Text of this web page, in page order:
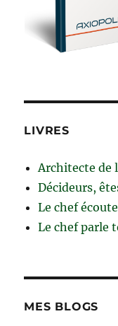
LIVRES
Architecte
Décideurs,
Le chef
Le chef parle
MES BLOGS